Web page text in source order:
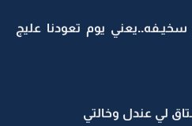
يوم تعودنا عليج
لي عندل وخالتي